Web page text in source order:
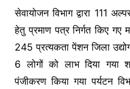
सेवायोजन विभाग द्वारा 111
हेतु प्रमाण पत्र निर्गत किए गए
245 प्रत्यकता पेंशन जिला उद्योग
6 लोगों को लाभ दिया गया
पंजीकरण किया गया पर्यटन